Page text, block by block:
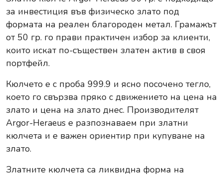
за инвестиция във физическо злато под
формата на реален благороден метал. Грамажът
от 50 гр. го прави практичен избор за клиенти,
които искат по-съществен златен актив в своя
портфейл.
Кюлчето е с проба 999.9 и ясно посочено тегло,
което го свързва пряко с движението на цена на
злато и цена на злато днес. Производителят
Argor-Heraeus е разпознаваем при златни
кюлчета и е важен ориентир при купуване на
злато.
Златните кюлчета са ликвидна форма на